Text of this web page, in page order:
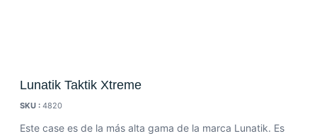
Lunatik Taktik Xtreme
SKU : 4820
Este case es de la más alta gama de la marca Lunatik. Es